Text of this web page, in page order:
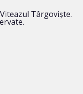
Târgoviște.